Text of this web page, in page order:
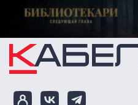
Перейти к основному